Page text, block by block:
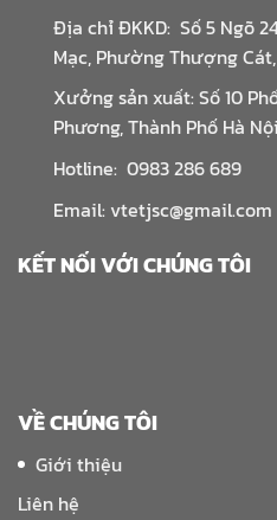
Địa chỉ ĐKKD: Số 5 Ngõ
Mạc, Phường Thượng
Xưởng sản xuất: Số 10
Phương, Thành Phố Hà
Hotline: 0983 286 689
Email: vtetjsc@gmail.com
KẾT NỐI VỚI CHÚNG TÔI
VỀ CHÚNG TÔI
Giới thiệu
Liên hệ